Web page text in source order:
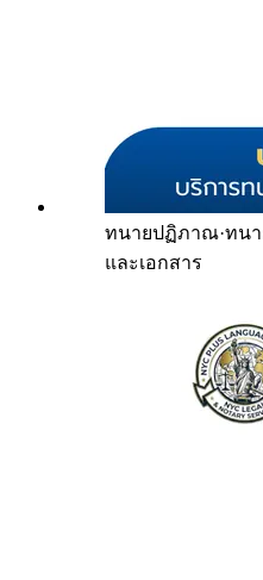
ทนายปฏิภาณ·ทน
และเอกสาร